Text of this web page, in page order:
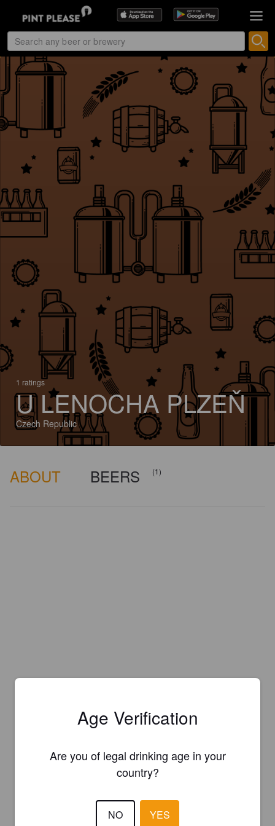
1 ratings
U LENOCHA PLZEŇ
Czech Republic
ABOUT BEERS (1)
Is this your brewery?
Age Verification
Are you of legal drinking age in your
country?
NO YES